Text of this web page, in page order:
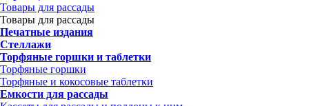
Товары для рассады
Товары для рассады
Печатные издания
Стеллажи
Торфяные горшки и таблетки
Торфяные горшки
Торфяные и кокосовые таблетки
Емкости для рассады